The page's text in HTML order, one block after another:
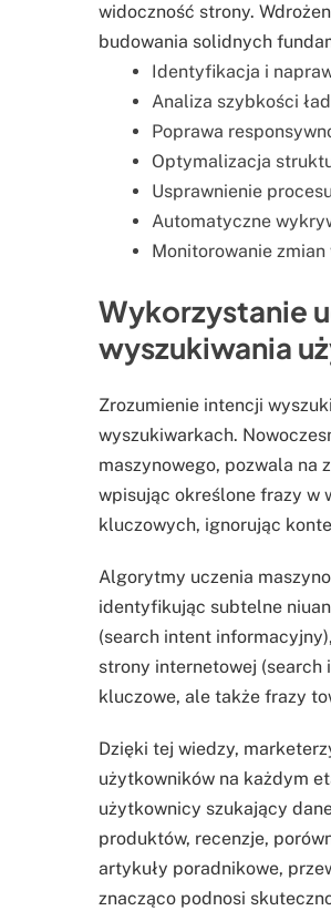
widoczność strony.
budowania solidnych
Identyfikacja i
Analiza szybkości
Poprawa
Optymalizacja
Usprawnienie
Automatyczne
Monitorowanie
Wykorzystanie
wyszukiwania
Zrozumienie intencji
wyszukiwarkach.
maszynowego, pozwala na
wpisując określone frazy w
kluczowych, ignorując
Algorytmy uczenia
identyfikując subtelne
(search intent
strony internetowej (search
kluczowe, ale także frazy
Dzięki tej wiedzy,
użytkowników na każdym
użytkownicy szukający
produktów, recenzje,
artykuły poradnikowe,
znacząco podnosi